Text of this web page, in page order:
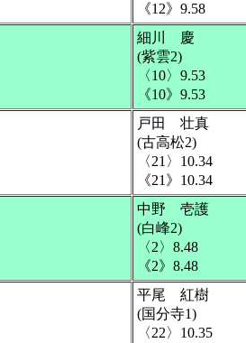
《12》9.58
細川 慶
(紫雲2)
〈10〉9.53
《10》9.53
戸田 壮真
(古高松2)
〈21〉10.34
《21》10.34
中野 壱護
(白峰2)
〈2〉8.48
《2》8.48
平尾 紅樹
(国分寺1)
〈22〉10.35